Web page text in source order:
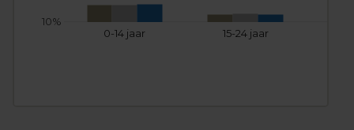
0-14 jaar 15-24 jaar
10%